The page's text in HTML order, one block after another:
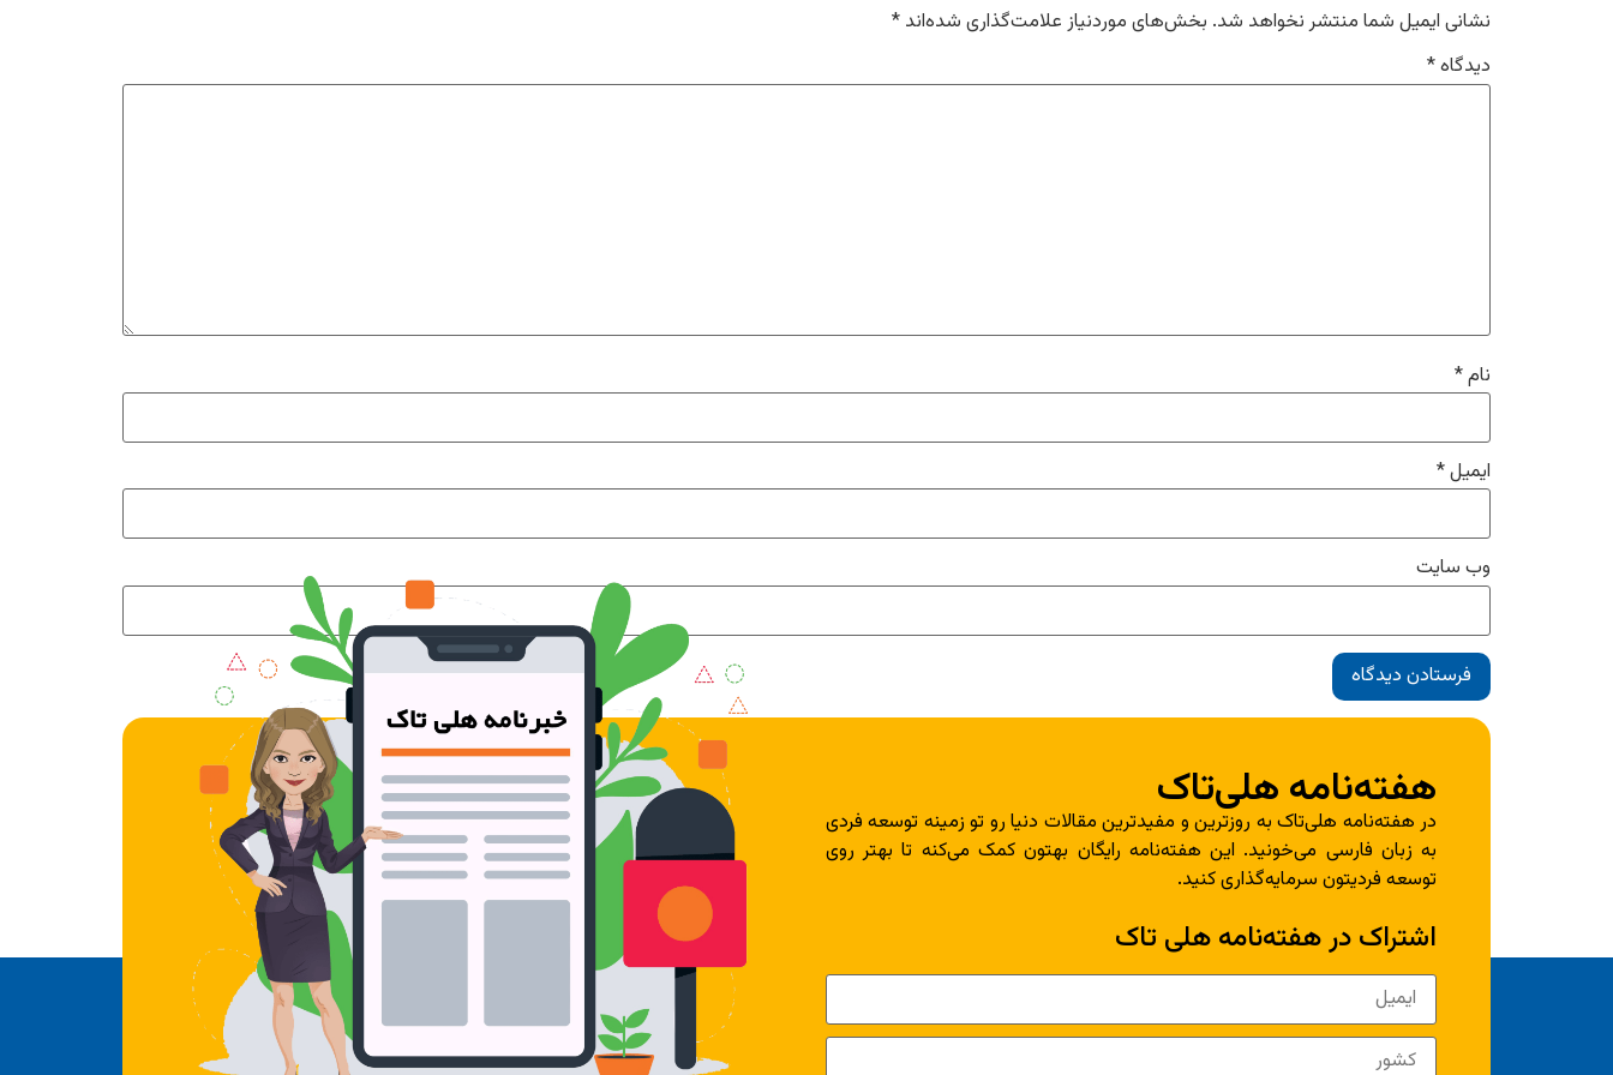
نشانی ایمیل شما منتشر نخواهد شد. بخش‌های موردنیاز علامت‌گذاری شده‌اند *
دیدگاه*
نام*
ایمیل*
وب‌ سایت
هفته‌نامه هلی‌تاک
در هفته‌نامه هلی‌تاک به روزترین و مفیدترین مقالات دنیا رو تو زمینه توسعه فردی
به زبان فارسی می‌خونید. این هفته‌نامه رایگان بهتون کمک می‌کنه تا بهتر روی
توسعه فردیتون سرمایه‌گذاری کنید.
اشتراک در هفته‌نامه هلی تاک